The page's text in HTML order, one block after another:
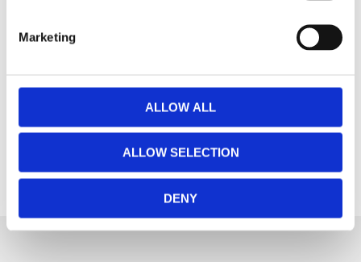
Marketing
ALLOW ALL
ALLOW SELECTION
DENY
Visa alla produkter från Redlunds